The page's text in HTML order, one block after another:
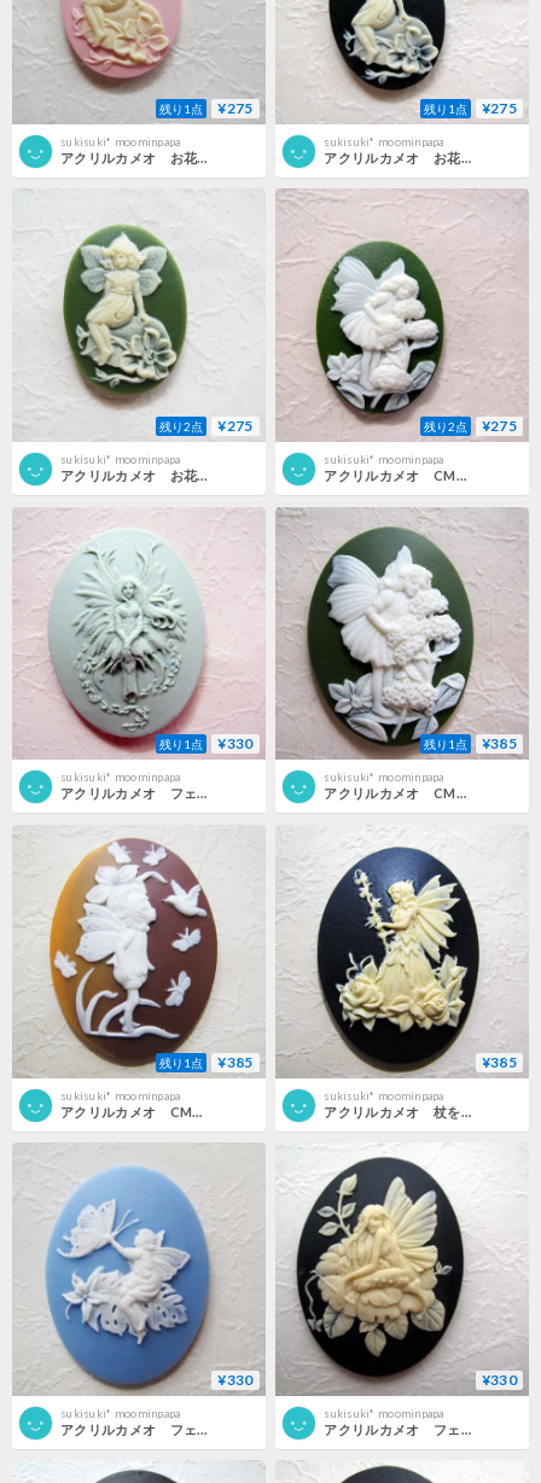
残り1点 ¥275
sukisuki* moominpapa
アクリルカメオ お花とフェアーリ 25×18 PKIV
残り1点 ¥275
sukisuki* moominpapa
アクリルカメオ お花とフェアーリ 25×18 BKIV
残り2点 ¥275
sukisuki* moominpapa
アクリルカメオ お花とフェアーリ 25×18 MCH
残り2点 ¥275
sukisuki* moominpapa
アクリルカメオ CMBフェアーリ 25×18 MCH
残り1点 ¥330
sukisuki* moominpapa
アクリルカメオ フェアリー PLGR30×40
残り1点 ¥385
sukisuki* moominpapa
アクリルカメオ CMBフェアーリ 30×40 MCH
残り1点 ¥385
sukisuki* moominpapa
¥385
sukisuki* moominpapa
¥330
sukisuki* moominpapa
アクリルカメオ フェアリーと蝶 30×40 BLWH
¥330
sukisuki* moominpapa
アクリルカメオ フェアリーと薔薇 30×40 BKIV